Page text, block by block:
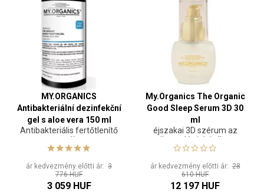
MY.ORGANICS
Antibakteriální dezinfekční
gel s aloe vera 150 ml
Antibakteriális fertőtlenítő
gél
ár kedvezmény előtti ár: 3
776 HUF
3 059 HUF
My.Organics The Organic
Good Sleep Serum 3D 30
ml
éjszakai 3D szérum az
öregedés jelei ellen
ár kedvezmény előtti ár:28
610 HUF
12 197 HUF